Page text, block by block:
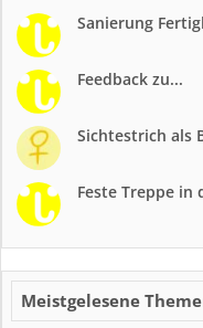
Sanierung
Feedback zu...
Sichtestrich als
Feste Treppe in
Meistgelesene